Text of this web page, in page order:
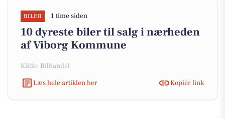
BILER 1 time siden
10 dyreste biler til salg i nærheden
af Viborg Kommune
Kilde: Bilhandel
Læs hele artiklen her
Kopiér link